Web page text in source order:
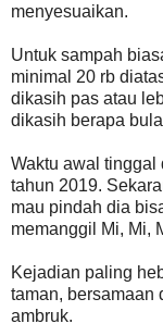
menyesuaikan.
Untuk sampah
minimal 20 rb
dikasih pas atau
dikasih berapa
Waktu awal tinggal
tahun 2019.
mau pindah dia
memanggil Mi, Mi,
Kejadian paling
taman, bersamaan
ambruk.